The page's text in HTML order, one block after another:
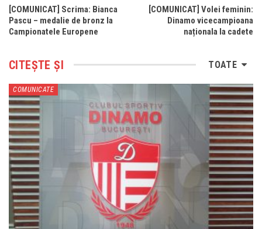
[COMUNICAT] Scrima: Bianca
Pascu – medalie de bronz la
Campionatele Europene
[COMUNICAT] Volei feminin:
Dinamo vicecampioana
naționala la cadete
TOATE
CITEȘTE ȘI
COMUNICATE